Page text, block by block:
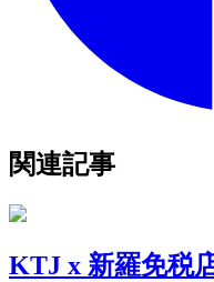
関連記事
KTJ x 新羅免税